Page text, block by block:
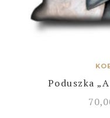
Poduszka